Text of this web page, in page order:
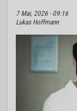
7 Mai, 2026 - 09:16
Lukas Hoffmann